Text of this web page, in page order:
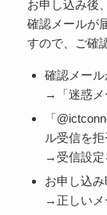
お申し込み後
確認メールが
すので、ご確
確認メー
→「迷惑メ
「
ル受信を
→受信設定
お申し込
→正しいメ